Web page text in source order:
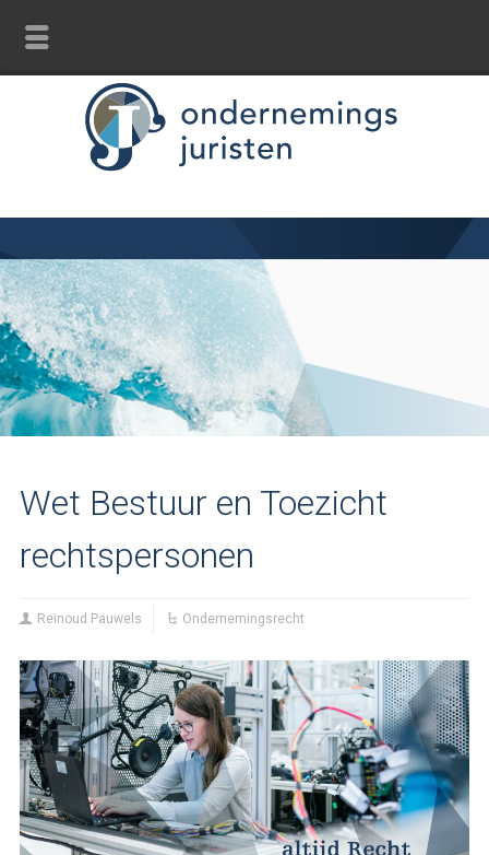
Wet Bestuur en Toezicht
rechtspersonen
Reinoud Pauwels Ondernemingsrecht